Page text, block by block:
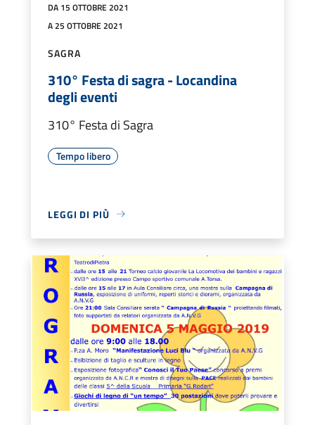
DA 15 OTTOBRE 2021
A 25 OTTOBRE 2021
SAGRA
310° Festa di sagra - Locandina
degli eventi
310° Festa di Sagra
Tempo libero
LEGGI DI PIÙ